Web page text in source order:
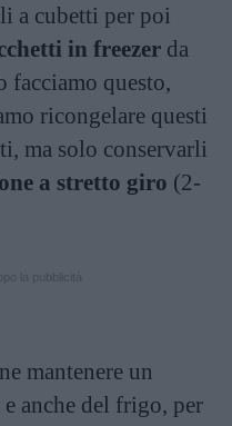
a cubetti per poi
in freezer da
facciamo questo,
ricongelare questi
ma solo conservarli
a stretto giro (2-
mantenere un
anche del frigo, per